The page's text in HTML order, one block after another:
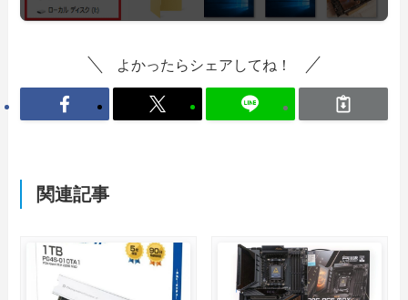
よかったらシェアしてね！
関連記事